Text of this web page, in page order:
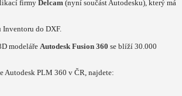
firmy Delcam(nyní součást Autodesku), který má
do DXF.
modeláře Autodesk Fusion 360 se blíží 30.000
Autodesk PLM 360 v ČR, najdete: